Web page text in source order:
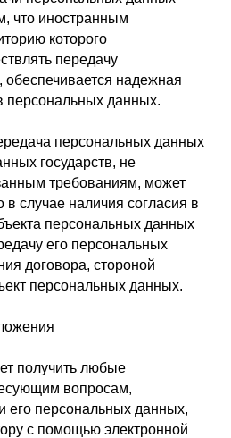
что иностранным
которого
передачу
надежная
персональных данных.
персональных данных
государств, не
требованиям, может
в случае наличия согласия в
персональных данных
его персональных
договора, стороной
персональных данных.
получить любые
вопросам,
его персональных данных,
с помощью электронной